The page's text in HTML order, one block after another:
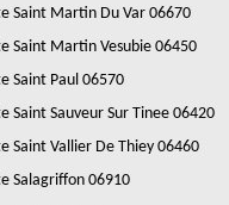
Saint Martin Du Var 06670
Saint Martin Vesubie 06450
Saint Paul 06570
Saint Sauveur Sur Tinee 06420
Saint Vallier De Thiey 06460
Salagriffon 06910